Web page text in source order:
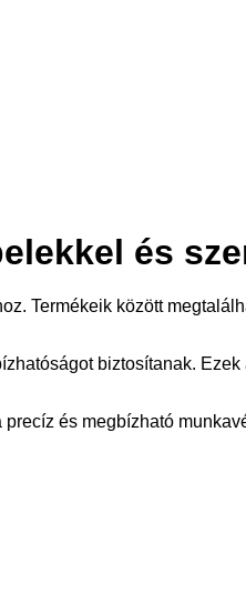
és
Termékeik között
biztosítanak.
és megbízható